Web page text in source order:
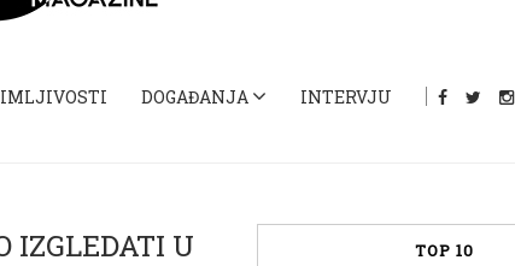
DOGAĐANJA INTERVJU
IZGLEDATI U
TOP 10